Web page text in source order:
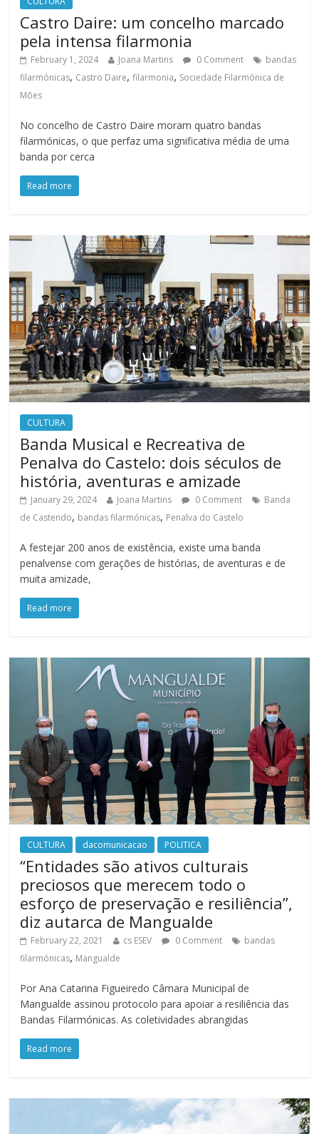
Castro Daire: um concelho marcado
pela intensa filarmonia
February 1, 2024 Joana Martins 0 Comment
bandas
filarmónicas, Castro Daire,filarmonia, Sociedade Filarmónica de
Mões
No concelho de Castro Daire moram quatro bandas
filarmónicas, o que perfaz uma significativa média de uma
banda por cerca
Read more
CULTURA
Banda Musical e Recreativa de
Penalva do Castelo: dois séculos de
história, aventuras e amizade
January 29, 2024 Joana Martins 0 Comment
Banda
de Castendo, bandas filarmónicas, Penalva do Castelo
A festejar 200 anos de existência, existe uma banda
penalvense com gerações de histórias, de aventuras e de
muita amizade,
Read more
CULTURA dacomunicacao POLITICA
“Entidades são ativos culturais
preciosos que merecem todo o
esforço de preservação e resiliência”,
diz autarca de Mangualde
February 22, 2021 cs ESEV 0 Comment
bandas
filarmónicas, Mangualde
Por Ana Catarina Figueiredo Câmara Municipal de
Mangualde assinou protocolo para apoiar a resiliência das
Bandas Filarmónicas. As coletividades abrangidas
Read more